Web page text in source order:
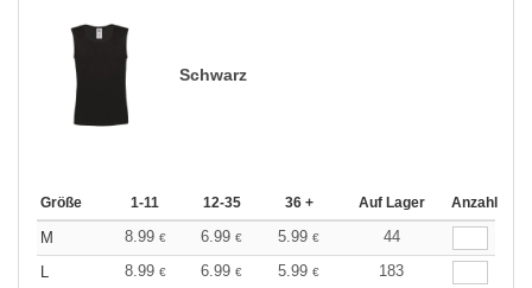
Schwarz
Größe 1-11 12-35 36 + Auf Lager Anzahl
M 8.99 € 6.99 € 5.99 €
44
L
8.99 € 6.99 € 5.99 €
183